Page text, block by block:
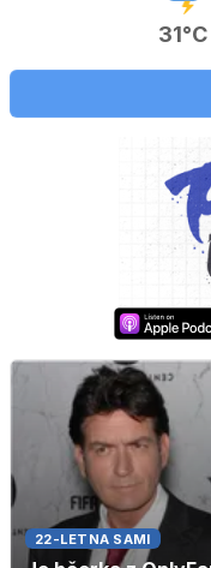
31°C
22-LETNA SAMI